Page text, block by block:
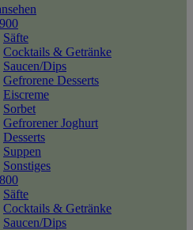
Säfte
Cocktails & Getränke
Saucen/Dips
Gefrorene Desserts
Eiscreme
Sorbet
Gefrorener Joghurt
Desserts
Suppen
Sonstiges
Säfte
Cocktails & Getränke
Saucen/Dips